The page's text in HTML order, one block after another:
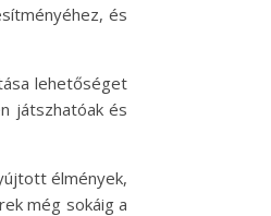
és
lehetőséget
játszhatóak és
élmények,
még sokáig a